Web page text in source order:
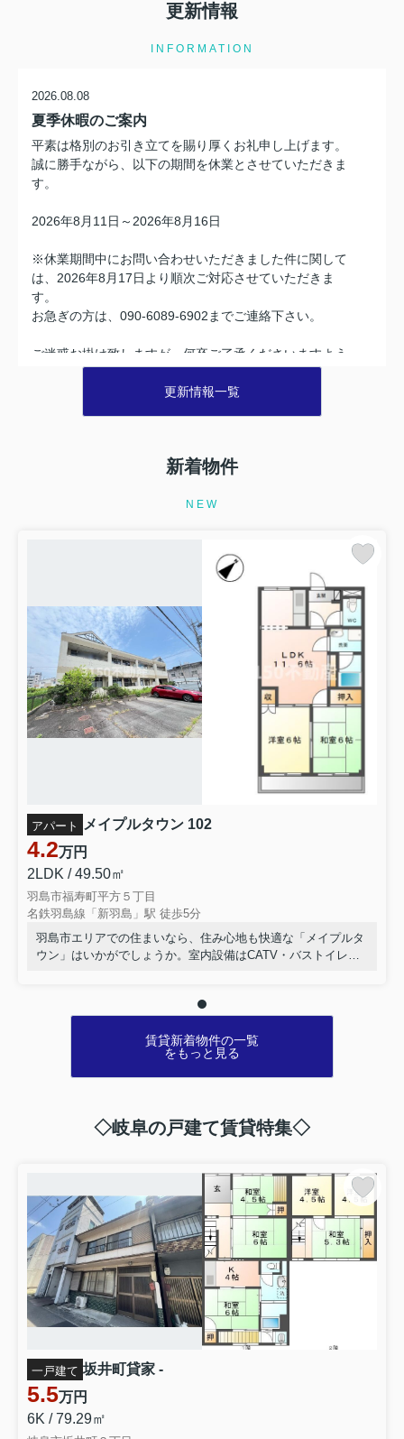
更新情報
INFORMATION
2026.08.08
夏季休暇のご案内
平素は格別のお引き立てを賜り厚くお礼申し上げます。
誠に勝手ながら、以下の期間を休業とさせていただきま
す。
2026年8月11日～2026年8月16日
※休業期間中にお問い合わせいただきました件に関して
は、2026年8月17日より順次ご対応させていただきま
す。
お急ぎの方は、090-6089-6902までご連絡下さい。
ご迷惑お掛け致しますが、何卒ご了承くださいますよう
宜しくお願い申し上げます。
株式会社いえらぶGROUPのクラウドサービスに
このたび、弊社が利用しているクラウドサービス「いえ
らぶCLOUD」（運営会社：株式会社いえらぶGROUP、
以下「いえらぶ社」）において、第三者による不正アク
セスが発生し、データが不正に取得されたことが判明し
た旨、いえらぶ社より公表がございました。
詳細につきましては、以下の いえらぶ社ニュースリリー
//www.ielove-group.jp/news/detail-1371
本件に関しまして、いえらぶ社より 2026年4月20日付 に
て報告書を受領し、弊社のお客様情報の一部についても
流出の可能性があるとの報告を受けましたので、取り急
ぎお知らせいたします。
お部屋探し等をご利用されたお客様の情報です。
に基づき、必要な対応及び適切な通知を行ってまいりま
また、新たにお知らせすべき事実が判明した場合には、
改めてご報告いたします。
お客様ならびに関係者の皆様には、多大なるご心配とご
迷惑をおかけしておりますことを、心より深くお詫び申
し上げます。
なお、本件に関するお問い合わせにつきましては、誠に
恐れ入りますが、以下の いえらぶ社専用窓口までお問い
更新情報一覧
新着物件
NEW
アパート メイプルタウン 102
4.2万円
2LDK / 49.50㎡
羽島市福寿町平方５丁目
名鉄羽島線「新羽島」駅 徒歩5分
羽島市エリアでの住まいなら、住み心地も快適な「メイプルタ
ウン」はいかがでしょうか。室内設備はCATV・バストイレ別
市エリアや新羽島付近でお客様のご希望のお部屋が見つかるま
賃貸新着物件の一覧
をもっと見る
◇岐阜の戸建て賃貸特集◇
一戸建て 坂井町貸家 -
5.5万円
6K / 79.29㎡